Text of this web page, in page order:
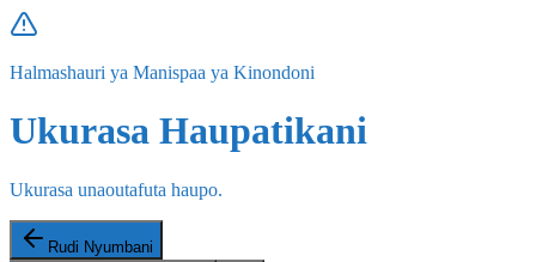
Halmashauri ya Manispaa ya Kinondoni
Ukurasa Haupatikani
Ukurasa unaoutafuta haupo.
Rudi Nyumbani